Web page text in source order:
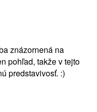
znázornená na
pohľad, takže v tejto
predstavivosť. :)